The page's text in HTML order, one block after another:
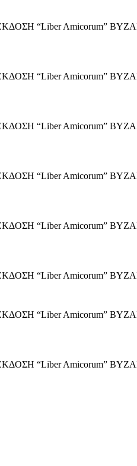
“Liber Amicorum”
“Liber Amicorum”
“Liber Amicorum”
“Liber Amicorum”
“Liber Amicorum”
ΕΚΔΟΣΗ “Liber
“Liber Amicorum”
“Liber Amicorum”